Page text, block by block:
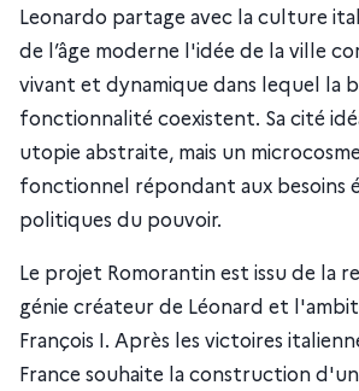
Leonardo partage avec la culture
de l’âge moderne l'idée de la ville
vivant et dynamique dans lequel la
fonctionnalité coexistent. Sa cité
utopie abstraite, mais un
fonctionnel répondant aux besoins
politiques du pouvoir.
Le projet Romorantin est issu de la
génie créateur de Léonard et
François I. Après les victoires
France souhaite la construction